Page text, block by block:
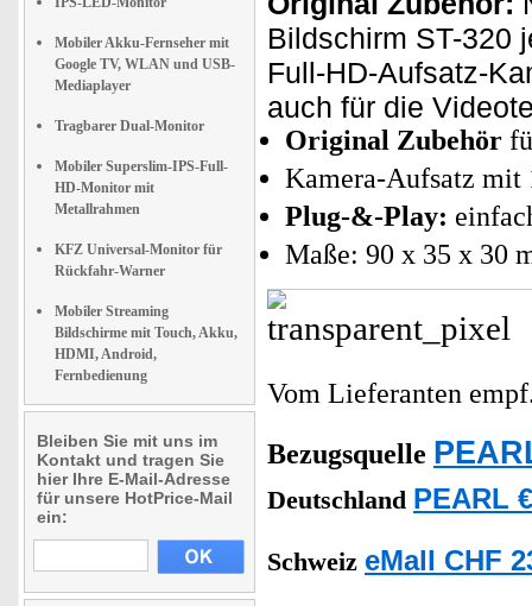
Mobiler Akku-Fernseher mit
Google TV, WLAN und USB-
Mediaplayer
Tragbarer Dual-Monitor
Mobiler Superslim-IPS-Full-
HD-Monitor mit
Metallrahmen
KFZ Universal-Monitor für
Rückfahr-Warner
Mobiler Streaming
Bildschirme mit Touch, Akku,
HDMI, Android,
Fernbedienung
Bleiben Sie mit uns im
Kontakt und tragen Sie
hier Ihre E-Mail-Adresse
für unsere HotPrice-Mail
ein:
Bildschirm ST-320
Full-HD-Aufsatz-
auch für die
Original Zubehör
Kamera-Aufsatz mit
Plug-&-Play:
Maße: 90 x 35 x 30
Vom Lieferanten
Bezugsquelle
Deutschland PEARL
Schweiz eMall CHF